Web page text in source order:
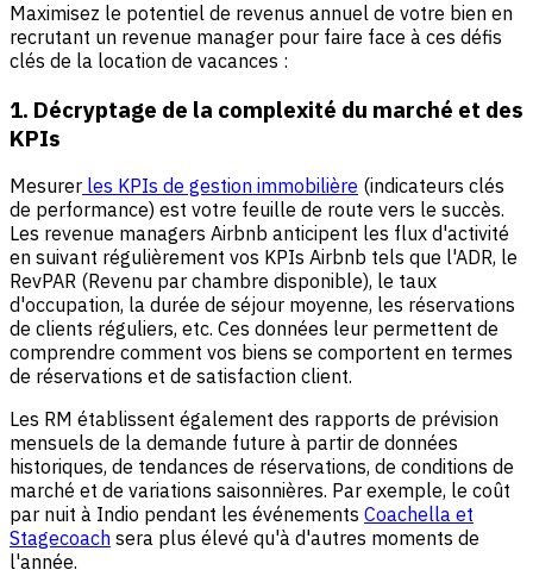
Maximisez le potentiel de revenus annuel de votre bien en
recrutant un revenue manager pour faire face à ces défis
clés de la location de vacances :
1. Décryptage de la complexité du marché et des
KPIs
Mesurer les KPIs de gestion immobilière (indicateurs clés
de performance) est votre feuille de route vers le succès.
Les revenue managers Airbnb anticipent les flux d'activité
en suivant régulièrement vos KPIs Airbnb tels que l'ADR, le
RevPAR (Revenu par chambre disponible), le taux
d'occupation, la durée de séjour moyenne, les réservations
de clients réguliers, etc. Ces données leur permettent de
comprendre comment vos biens se comportent en termes
de réservations et de satisfaction client.
Les RM établissent également des rapports de prévision
mensuels de la demande future à partir de données
historiques, de tendances de réservations, de conditions de
marché et de variations saisonnières. Par exemple, le coût
par nuit à Indio pendant les événements Coachella et
Stagecoach sera plus élevé qu'à d'autres moments de
l'année.